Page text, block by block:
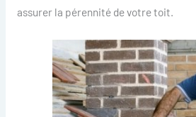
assurer la pérennité de votre toit.